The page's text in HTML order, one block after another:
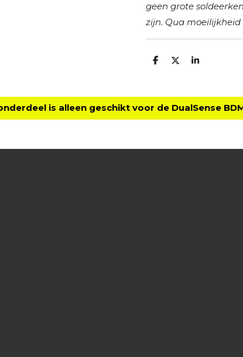
geen grote
zijn. Qua moeilijkheid
D
n
D
S
e
is alleen geschikt voor de DualSense